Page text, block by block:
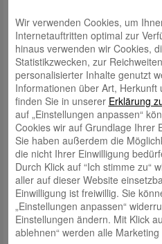
Es ist wichtig, dass der Kunde
seiner neuen Beraterin
Coronabedingt ist dies
unserer Kunden sehr positiv. Wir
an, für Kunden, die z.B. einer
Sparkasse kommen können.
Wie geht es uns „Neuen“?
Nach den ersten Wochen im
Jungangestellte sagen, dass uns die
für unsere Arbeit gelegt hat und
Privatkundenberater blicken!
Selina Türk, ebenfalls ehemalige
Augsburg, meinte: „Es ist ein
gewisser Hinsicht vermittelt
Anschluss an meine Ausbildung
Wir verwenden Cookies, um
Internetauftritten optimal zur
hinaus verwenden wir Cookies,
Statistikzwecken, zur
personalisierter Inhalte genutzt
Informationen über Art, Herkunft
finden Sie in unserer Erklärung
auf „Einstellungen anpassen“
Cookies wir auf Grundlage Ihrer
Sie haben außerdem die
die nicht Ihrer Einwilligung
Durch Klick auf “Ich stimme zu“
aller auf dieser Website
Einwilligung ist freiwillig. Sie
„Einstellungen anpassen“
Einstellungen ändern. Mit Klick
ablehnen“ werden alle